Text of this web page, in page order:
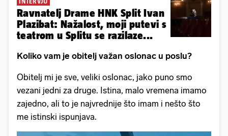
Ravnatelj Drame HNK Split Ivan
Plazibat: Nažalost, moji putevi s
teatrom u Splitu se razilaze...
Koliko vam je obitelj važan oslonac u poslu?
Obitelj mi je sve, veliki oslonac, jako puno smo
vezani jedni za druge. Istina, malo vremena imamo
zajedno, ali to je najvrednije što imam i nešto što
me istinski ispunjava.